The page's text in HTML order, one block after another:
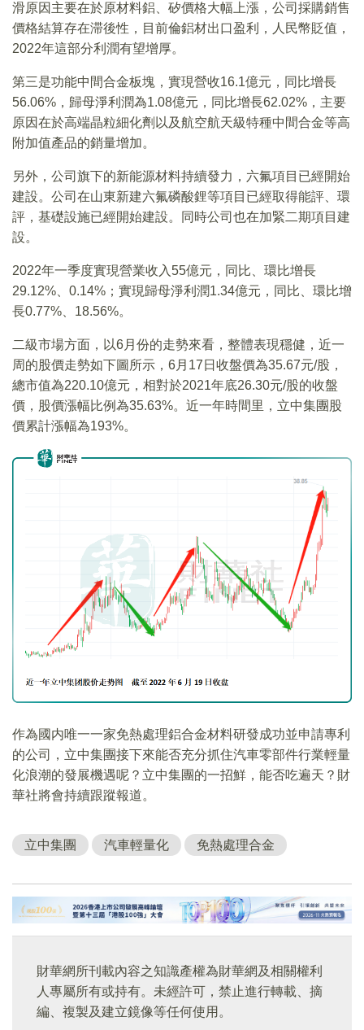
滑原因主要在於原材料鋁、矽價格大幅上漲，公司採購銷售
價格結算存在滞後性，目前倫鋁材出口盈利，人民幣貶值，
2022年這部分利潤有望增厚。
第三是功能中間合金板塊，實現營收16.1億元，同比增長
56.06%，歸母淨利潤為1.08億元，同比增長62.02%，主要
原因在於高端晶粒細化劑以及航空航天級特種中間合金等高
附加值產品的銷量增加。
另外，公司旗下的新能源材料持續發力，六氟項目已經開始
建設。公司在山東新建六氟磷酸鋰等項目已經取得能評、環
評，基礎設施已經開始建設。同時公司也在加緊二期項目建
設。
2022年一季度實現營業收入55億元，同比、環比增長
29.12%、0.14%；實現歸母淨利潤1.34億元，同比、環比增
長0.77%、18.56%。
二級市場方面，以6月份的走勢來看，整體表現穩健，近一
周的股價走勢如下圖所示，6月17日收盤價為35.67元/股，
總市值為220.10億元，相對於2021年底26.30元/股的收盤
價，股價漲幅比例為35.63%。近一年時間里，立中集團股
價累計漲幅為193%。
作為國内唯一一家免熱處理鋁合金材料研發成功並申請專利
的公司，立中集團接下來能否充分抓住汽車零部件行業輕量
化浪潮的發展機遇呢？立中集團的一招鮮，能否吃遍天？財
華社將會持續跟蹤報道。
立中集團 汽車輕量化 免熱處理合金
財華網所刊載內容之知識產權為財華網及相關權利
人專屬所有或持有。未經許可，禁止進行轉載、摘
編、複製及建立鏡像等任何使用。